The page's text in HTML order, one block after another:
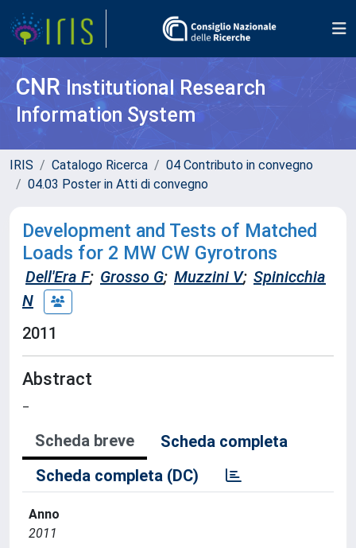
CNR Institutional Research
Information System
IRIS Catalogo Ricerca
04 Contributo in convegno
04.03 Poster in Atti di convegno
Development and Tests of Matched
Loads for 2 MW CW Gyrotrons
Dell'Era F; Grosso G; Muzzini V; Spinicchia
N
2011
Abstract
Scheda breve
Scheda completa
Scheda completa (DC)
Anno
2011